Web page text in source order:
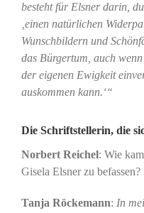
besteht für Elsner darin,
‚einen natürlichen
Wunschbildern und
das Bürgertum, auch
der eigenen Ewigkeit
auskommen kann.‘“
Die Schriftstellerin, die
Norbert Reichel: Wie
Gisela Elsner zu befassen?
Tanja Röckemann: In